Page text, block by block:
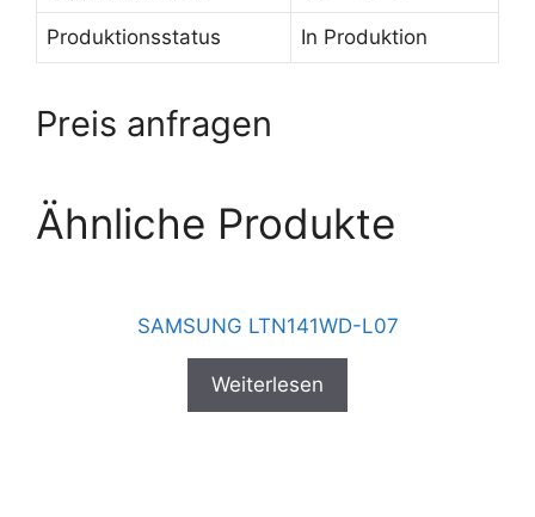
Produktionsstatus In Produktion
Preis anfragen
Ähnliche Produkte
SAMSUNG LTN141WD-L07
Weiterlesen